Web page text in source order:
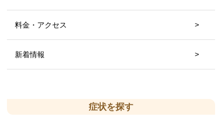
料金・アクセス
新着情報
症状を探す